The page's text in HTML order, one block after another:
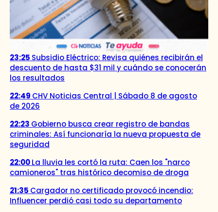
23:25 Subsidio Eléctrico: Revisa quiénes recibirán el
descuento de hasta $31 mil y cuándo se conocerán
los resultados
22:49 CHV Noticias Central | Sábado 8 de agosto
de 2026
22:23 Gobierno busca crear registro de bandas
criminales: Así funcionaría la nueva propuesta de
seguridad
22:00La lluvia les cortó la ruta: Caen los "narco
camioneros" tras histórico decomiso de droga
21:35 Cargador no certificado provocó incendio:
Influencer perdió casi todo su departamento